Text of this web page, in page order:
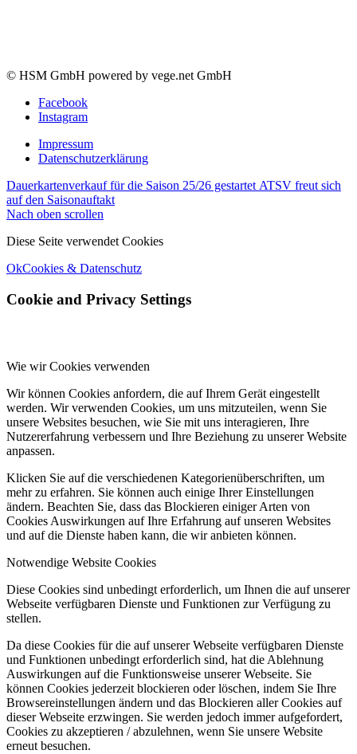
© HSM GmbH powered by vege.net GmbH
Facebook
Instagram
Impressum
Datenschutzerklärung
Dauerkartenverkauf für die Saison 25/26 gestartet ATSV freut sich
auf den Saisonauftakt
Nach oben scrollen
Diese Seite verwendet Cookies
OkCookies & Datenschutz
Cookie and Privacy Settings
Wie wir Cookies verwenden
Wir können Cookies anfordern, die auf Ihrem Gerät eingestellt
werden. Wir verwenden Cookies, um uns mitzuteilen, wenn Sie
unsere Websites besuchen, wie Sie mit uns interagieren, Ihre
Nutzererfahrung verbessern und Ihre Beziehung zu unserer Website
anpassen.
Klicken Sie auf die verschiedenen Kategorienüberschriften, um
mehr zu erfahren. Sie können auch einige Ihrer Einstellungen
ändern. Beachten Sie, dass das Blockieren einiger Arten von
Cookies Auswirkungen auf Ihre Erfahrung auf unseren Websites
und auf die Dienste haben kann, die wir anbieten können.
Notwendige Website Cookies
Diese Cookies sind unbedingt erforderlich, um Ihnen die auf unserer
Webseite verfügbaren Dienste und Funktionen zur Verfügung zu
stellen.
Da diese Cookies für die auf unserer Webseite verfügbaren Dienste
und Funktionen unbedingt erforderlich sind, hat die Ablehnung
Auswirkungen auf die Funktionsweise unserer Webseite. Sie
können Cookies jederzeit blockieren oder löschen, indem Sie Ihre
Browsereinstellungen ändern und das Blockieren aller Cookies auf
dieser Webseite erzwingen. Sie werden jedoch immer aufgefordert,
Cookies zu akzeptieren / abzulehnen, wenn Sie unsere Website
erneut besuchen.